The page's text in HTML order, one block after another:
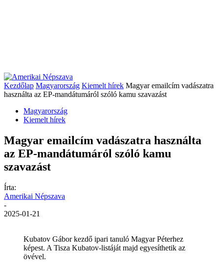
Kezdőlap Magyarország Kiemelt hírek Magyar emailcím vadászatra
használta az EP-mandátumáról szóló kamu szavazást
Magyarország
Kiemelt hírek
Magyar emailcím vadászatra használta
az EP-mandátumáról szóló kamu
szavazást
Írta:
Amerikai Népszava
-
2025-01-21
Kubatov Gábor kezdő ipari tanuló Magyar Péterhez
képest. A Tisza Kubatov-listáját majd egyesíthetik az
övével.